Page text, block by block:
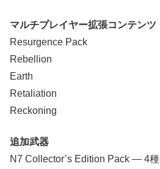
マルチプレイヤー拡張コンテンツ
Resurgence Pack
Rebellion
Earth
Retaliation
Reckoning
追加武器
N7 Collector’s Edition Pack — 4